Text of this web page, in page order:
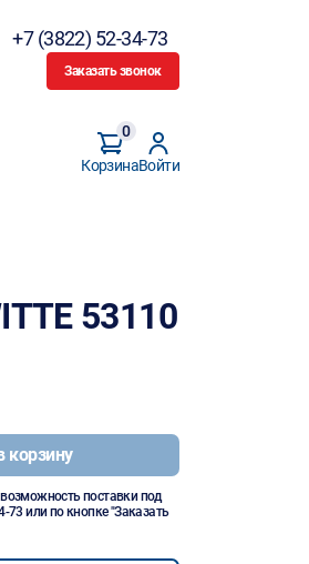
+7 (3822) 52-34-73
Заказать звонок
Корзина
0
Войти
53110
корзину
поставки под
73 или по кнопке "Заказать